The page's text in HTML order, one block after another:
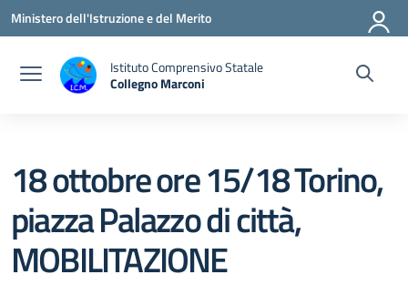
Vai ai contenuti
Vai al menu di navigazione
Vai al footer
Ministero dell'Istruzione e del Merito
Istituto Comprensivo Statale
Collegno Marconi
18 ottobre ore 15/18 Torino,
piazza Palazzo di città,
MOBILITAZIONE